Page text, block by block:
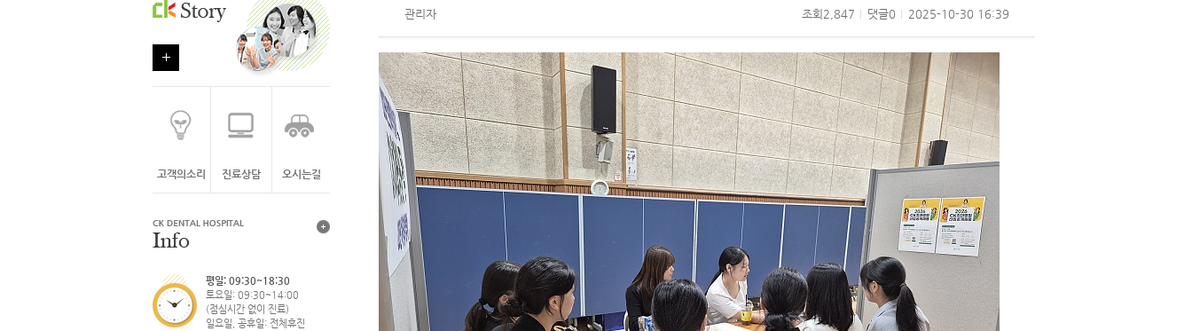
고객의소리 진료상담 오시는길
평일: 09:30~18:30
토요일: 09:30~14:00
(점심시간 없이 진료)
일요일, 공휴일: 전체휴진
관리자 2025-10-30 16:39
댓글0
조회 2,847